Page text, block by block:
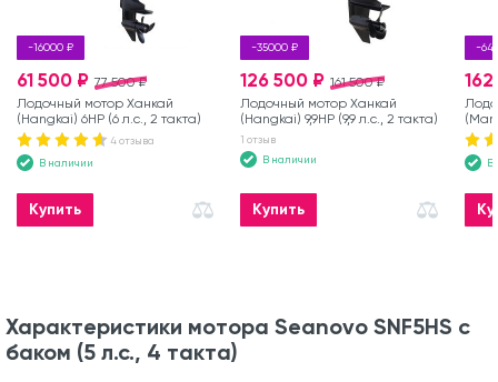
-16000 ₽
77 500 ₽
61 500 ₽
Лодочный мотор Ханкай
(Hangkai) 6HP (6 л.с., 2 такта)
4 отзыва
В наличии
Купить
-35000 ₽
161 500 ₽
126 500 ₽
Лодочный мотор Ханкай
(Hangkai) 9,9HP (9,9 л.с., 2 такта)
1 отзыв
В наличии
Купить
-
В
Характеристики мотора Seanovo SNF5HS с
баком (5 л.с., 4 такта)